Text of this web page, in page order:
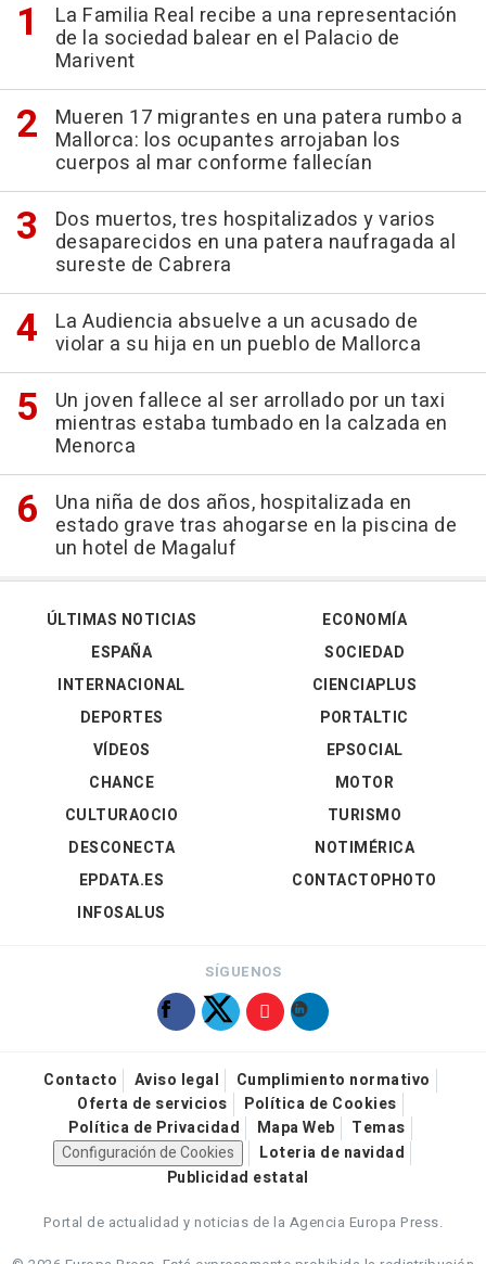
La Familia Real recibe a una representación
de la sociedad balear en el Palacio de
Marivent
Mueren 17 migrantes en una patera rumbo a
Mallorca: los ocupantes arrojaban los
cuerpos al mar conforme fallecían
Dos muertos, tres hospitalizados y varios
desaparecidos en una patera naufragada al
sureste de Cabrera
La Audiencia absuelve a un acusado de
violar a su hija en un pueblo de Mallorca
Un joven fallece al ser arrollado por un taxi
mientras estaba tumbado en la calzada en
Menorca
Una niña de dos años, hospitalizada en
estado grave tras ahogarse en la piscina de
un hotel de Magaluf
ÚLTIMAS NOTICIAS
ESPAÑA
INTERNACIONAL
DEPORTES
VÍDEOS
ECONOMÍA
SOCIEDAD
CIENCIAPLUS
PORTALTIC
EPSOCIAL
CHANCE
CULTURAOCIO
DESCONECTA
EPDATA.ES
INFOSALUS
MOTOR
TURISMO
NOTIMÉRICA
CONTACTOPHOTO
SÍGUENOS
Contacto Aviso legal
Cumplimiento normativo
Oferta de servicios
Política de Cookies
Política de Privacidad
Mapa Web
Temas
Configuración de Cookies
Loteria de navidad
Publicidad estatal
Portal de actualidad y noticias de la Agencia Europa Press.